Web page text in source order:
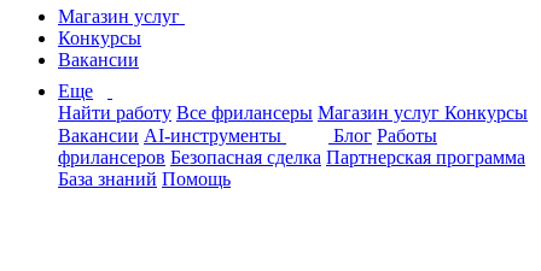
Магазин услуг
Конкурсы
Вакансии
Еще
Найти работу Все фрилансеры Магазин услуг Конкурсы
Вакансии AI-инструменты Блог Работы
фрилансеров Безопасная сделка Партнерская программа
База знаний Помощь